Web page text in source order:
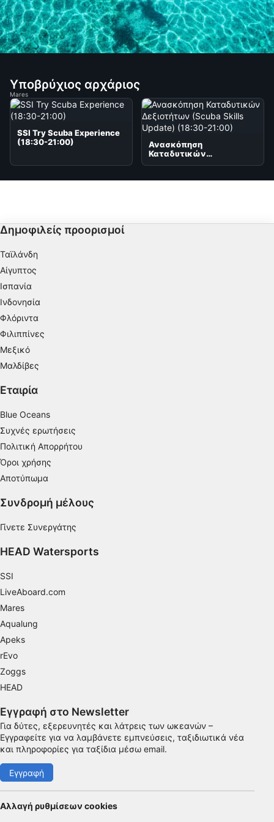
Υποβρύχιος αρχάριος
Mares
SSI Try Scuba Experience
(18:30-21:00)
Ανασκόπηση
Καταδυτικών
Δημοφιλείς προορισμοί
Ταϊλάνδη
Αίγυπτος
Ισπανία
Ινδονησία
Φλόριντα
Φιλιππίνες
Μεξικό
Μαλδίβες
Εταιρία
Blue Oceans
Συχνές ερωτήσεις
Πολιτική Απορρήτου
Όροι χρήσης
Αποτύπωμα
Συνδρομή μέλους
Γίνετε Συνεργάτης
HEAD Watersports
SSI
LiveAboard.com
Mares
Aqualung
Apeks
rEvo
Zoggs
HEAD
Εγγραφή στο Newsletter
Για δύτες, εξερευνητές και λάτρεις των ωκεανών –
Εγγραφείτε για να λαμβάνετε εμπνεύσεις, ταξιδιωτικά νέα
και πληροφορίες για ταξίδια μέσω email.
Εγγραφή
Αλλαγή ρυθμίσεων cookies